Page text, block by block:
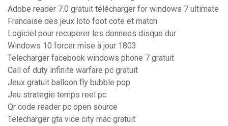
Adobe reader 7.0 gratuit télécharger for windows 7 ultimate
Francaise des jeux loto foot cote et match
Logiciel pour recuperer les donnees disque dur
Windows 10 forcer mise à jour 1803
Telecharger facebook windows phone 7 gratuit
Call of duty infinite warfare pc gratuit
Jeux gratuit balloon fly bubble pop
Jeu strategie temps reel pc
Qr code reader pc open source
Telecharger gta vice city mac gratuit